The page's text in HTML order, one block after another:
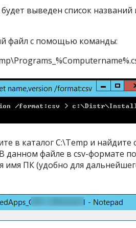
выведен список названий
файл с помощью команды:
в каталог C:\Temp и найдите
данном файле в csv-формате
имя ПК (удобно для